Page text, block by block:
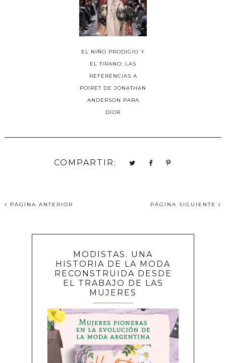
EL NIÑO PRODIGIO Y
EL TIRANO: LAS
REFERENCIAS A
POIRET DE JONATHAN
ANDERSON PARA
DIOR
COMPARTIR:
PÁGINA ANTERIOR PÁGINA SIGUIENTE
MODISTAS. UNA
HISTORIA DE LA MODA
RECONSTRUIDA DESDE
EL TRABAJO DE LAS
MUJERES